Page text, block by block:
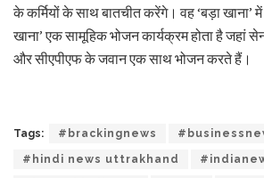
के कर्मियों के साथ बातचीत करेंगे। वह ‘बड़ा खाना’
खाना’ एक सामूहिक भोजन कार्यक्रम होता है जहां
और सीएपीएफ के जवान एक साथ भोजन करते हैं।
Tags: #brackingnews
#hindi news uttrakhand